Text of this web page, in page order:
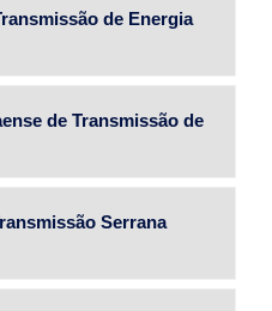
de Energia
de Transmissão de
Serrana